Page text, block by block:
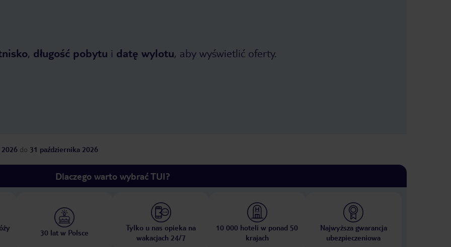
, długość pobytu i datę wylotu, aby wyświetlić oferty.
2026 do 31 października 2026
Dlaczego warto wybrać TUI?
30 lat w Polsce
Tylko u nas opieka na
wakacjach 24/7
10 000 hoteli w ponad 50
krajach
Najwyższa gwarancja
ubezpieczeniowa